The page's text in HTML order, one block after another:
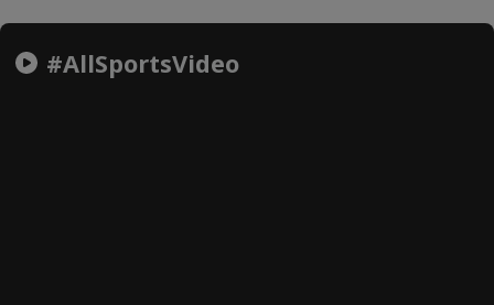
#AllSportsVideo